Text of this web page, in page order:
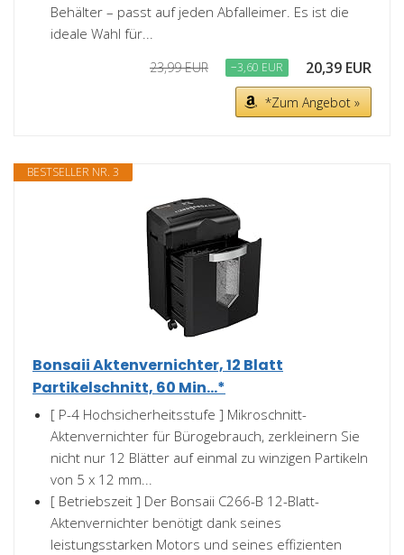
Behälter – passt auf jeden Abfalleimer. Es ist die
ideale Wahl für...
23,99 EUR −3,60 EUR 20,39 EUR
*Zum Angebot »
BESTSELLER NR. 3
Bonsaii Aktenvernichter, 12 Blatt
Partikelschnitt, 60 Min...*
[ P-4 Hochsicherheitsstufe ] Mikroschnitt-
Aktenvernichter für Bürogebrauch, zerkleinern Sie
nicht nur 12 Blätter auf einmal zu winzigen Partikeln
von 5 x 12 mm...
[ Betriebszeit ] Der Bonsaii C266-B 12-Blatt-
Aktenvernichter benötigt dank seines
leistungsstarken Motors und seines effizienten